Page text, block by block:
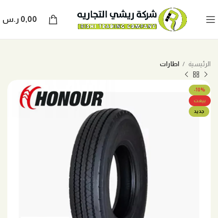
0,00 ر.س
الرئيسية اطارات
-10%
بيعت
جديد